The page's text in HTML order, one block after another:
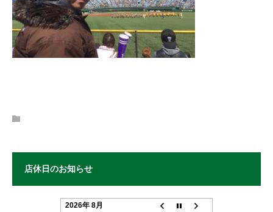
店休日のお知らせ
2026年 8月